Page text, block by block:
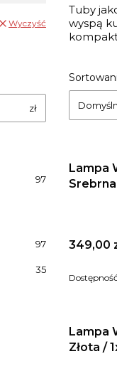
Wyczyść
zł
97
97
35
Tuby
wyspą
Lista
Lampa
Srebrna
Cena
349,00
Lampa
Złota /